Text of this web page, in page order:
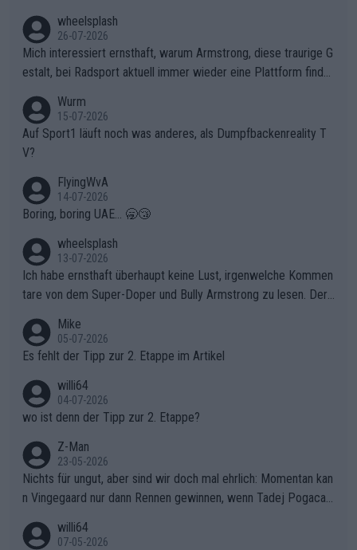
ganze Team auch mental stark zu machen und konkret am Erf
olg teilzuhaben, ist ihm ganz hoch anzurechnen. Das ist ein Zei
chen weit über den Radsport hinaus.
wheelsplash
26-07-2026
Mich interessiert ernsthaft, warum Armstrong, diese traurige G
estalt, bei Radsport aktuell immer wieder eine Plattform finde
Wurm
15-07-2026
Auf Sport1 läuft noch was anderes, als Dumpfbackenreality T
V?
FlyingWvA
14-07-2026
Boring, boring UAE... 🥱😴
wheelsplash
13-07-2026
Ich habe ernsthaft überhaupt keine Lust, irgenwelche Kommen
tare von dem Super-Doper und Bully Armstrong zu lesen. Der
r die gehört nicht in dieses Medium!
Mike
05-07-2026
Es fehlt der Tipp zur 2. Etappe im Artikel
willi64
04-07-2026
wo ist denn der Tipp zur 2. Etappe?
Z-Man
23-05-2026
Nichts für ungut, aber sind wir doch mal ehrlich: Momentan kan
n Vingegaard nur dann Rennen gewinnen, wenn Tadej Pogacar
willi64
07-05-2026